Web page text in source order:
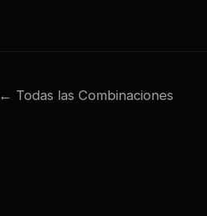
← Todas las Combinaciones